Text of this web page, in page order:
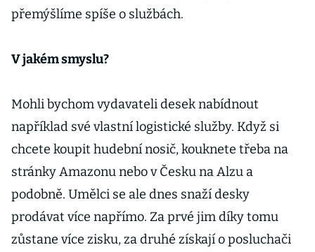
přemýšlíme spíše o službách.
V jakém smyslu?
Mohli bychom vydavateli desek nabídnout
například své vlastní logistické služby. Když si
chcete koupit hudební nosič, kouknete třeba na
stránky Amazonu nebo v Česku na Alzu a
podobně. Umělci se ale dnes snaží desky
prodávat více napřímo. Za prvé jim díky tomu
zůstane více zisku, za druhé získají o posluchači